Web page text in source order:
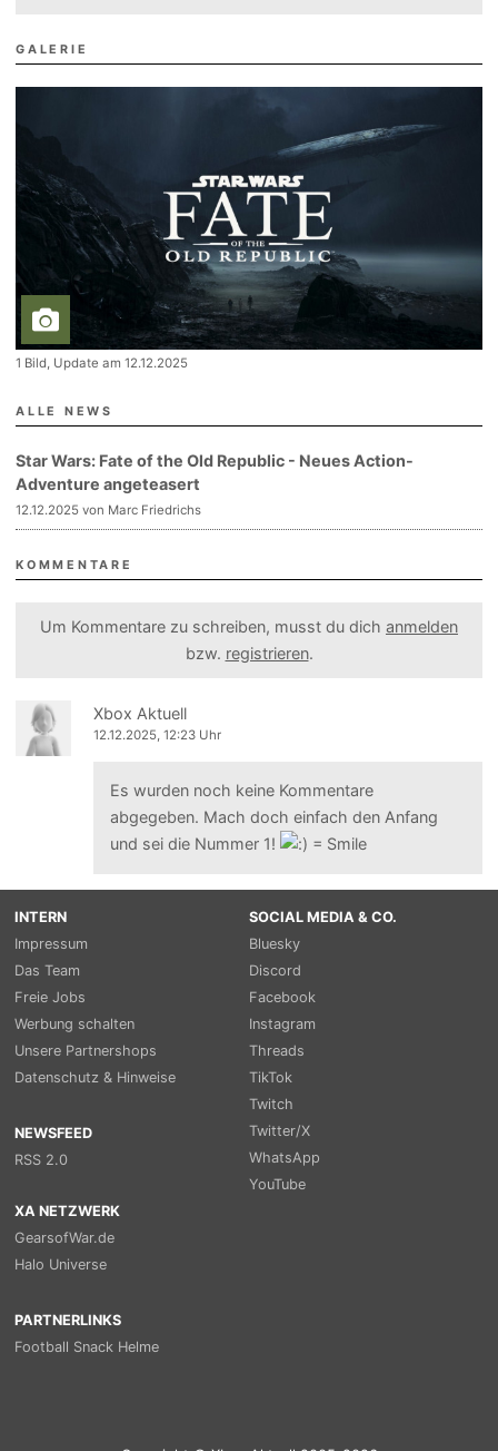
GALERIE
1 Bild, Update am 12.12.2025
ALLE NEWS
Star Wars: Fate of the Old Republic - Neues Action-
Adventure angeteasert
12.12.2025 von Marc Friedrichs
KOMMENTARE
Um Kommentare zu schreiben, musst du dich anmelden
bzw. registrieren.
Xbox Aktuell
12.12.2025, 12:23 Uhr
Es wurden noch keine Kommentare
abgegeben. Mach doch einfach den Anfang
und sei die Nummer 1!
INTERN
Impressum
Das Team
Freie Jobs
Werbung schalten
Unsere Partnershops
Datenschutz & Hinweise
NEWSFEED
RSS 2.0
SOCIAL MEDIA & CO.
Bluesky
Discord
Facebook
Instagram
Threads
TikTok
Twitch
Twitter/X
WhatsApp
YouTube
XA NETZWERK
GearsofWar.de
Halo Universe
PARTNERLINKS
Football Snack Helme